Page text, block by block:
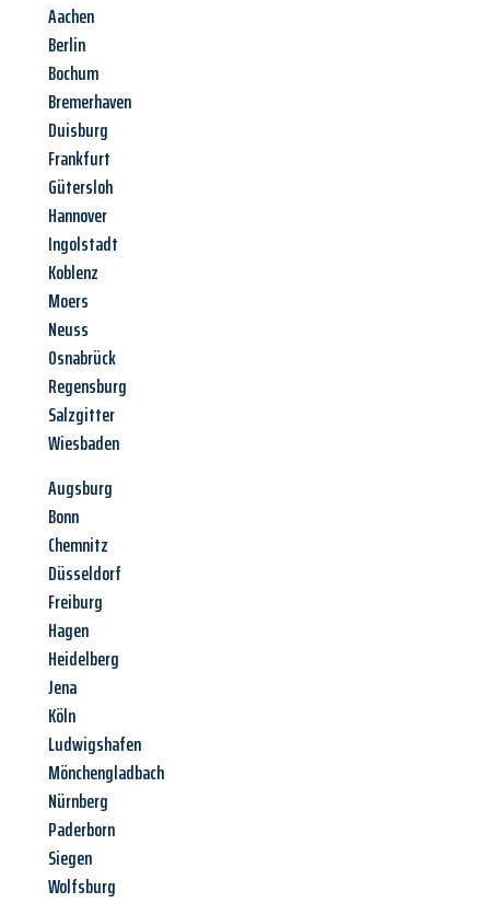
Aachen
Berlin
Bochum
Bremerhaven
Duisburg
Frankfurt
Gütersloh
Hannover
Ingolstadt
Koblenz
Moers
Neuss
Osnabrück
Regensburg
Salzgitter
Wiesbaden
Augsburg
Bonn
Chemnitz
Düsseldorf
Freiburg
Hagen
Heidelberg
Jena
Köln
Ludwigshafen
Mönchengladbach
Nürnberg
Paderborn
Siegen
Wolfsburg